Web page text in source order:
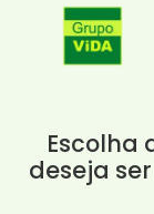
Escolha
deseja